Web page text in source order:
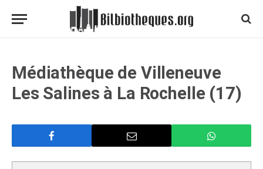
Médiathèque de Villeneuve
Les Salines à La Rochelle (17)